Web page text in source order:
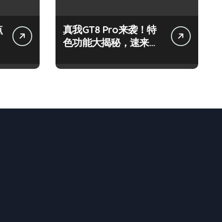
真我GT8 Pro来袭！特
色功能大揭秘，速来围